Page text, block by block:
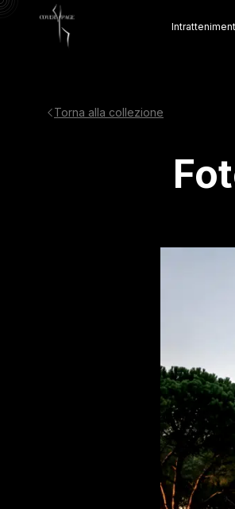
Torna alla collezione